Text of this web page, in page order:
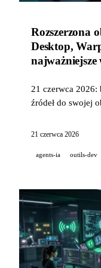
Rozszerzona
Desktop,
najważniejsze
21 czerwca
źródeł do swojej
czerwca: Devin
ujawnia DeltaDB,
21 czerwca 2026
agents-ia outils-dev